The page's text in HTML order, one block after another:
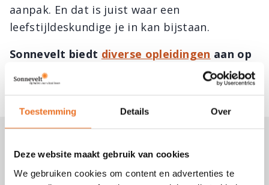
Toestemming Details Over
Deze website maakt gebruik van cookies
We gebruiken cookies om content en advertenties te
aanpak. En dat is juist waar een
leefstijldeskundige je in kan bijstaan.
Sonnevelt biedt diverse opleidingen aan op
het gebied van vitaliteit, waaronder die tot
Leefstijlcoach
GERELATEERDE CURSUSSEN